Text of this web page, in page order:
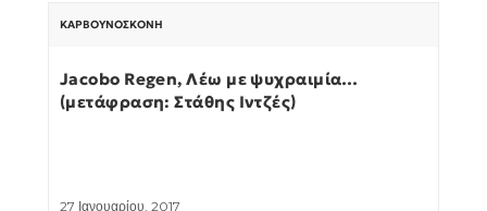
ΚΑΡΒΟΥΝΌΣΚΟΝΗ
Jacobo Regen, Λέω με ψυχραιμία…
(μετάφραση: Στάθης Ιντζές)
27 Ιανουαρίου, 2017